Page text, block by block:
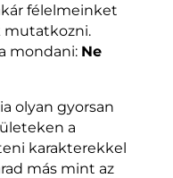
félelmeinket
mutatkozni.
mondani: Ne
olyan gyorsan
a
karakterekkel
más mint az